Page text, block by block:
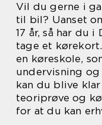
Vil du gerne i
til bil? Uanset
17 år, så har du
tage et
en køreskole,
undervisning og
kan du blive
teoriprøve og
for at du kan